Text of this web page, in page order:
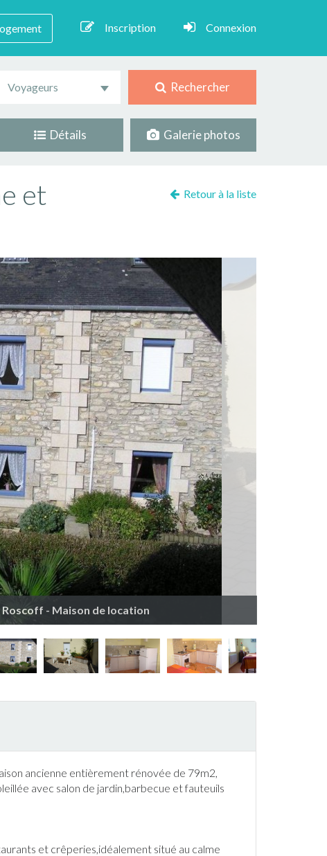
Inscription Connexion
Voyageurs Rechercher
Détails Galerie photos
et
Retour à la liste
Roscoff - Maison de location
ancienne entièrement rénovée de 79m2,
avec salon de jardin,barbecue et fauteuils
et crêperies,idéalement situé au calme